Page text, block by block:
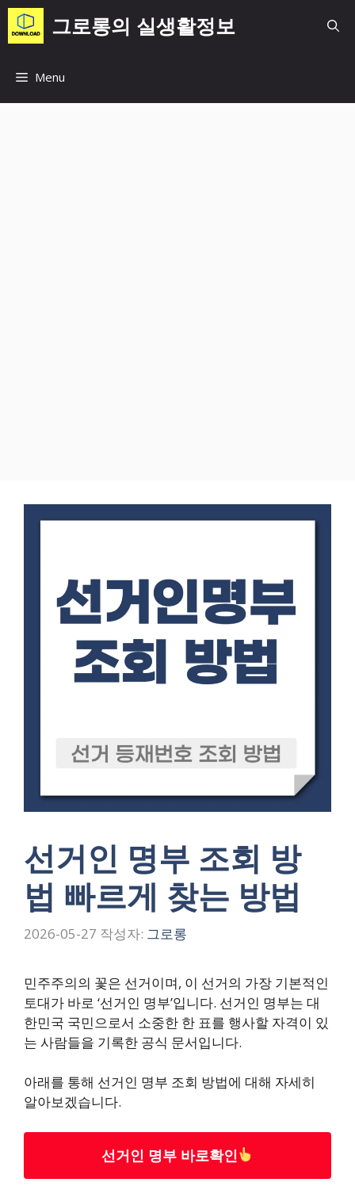
컨
텐
츠
너
그로롱의 실생활정보
Menu
선거인 명부 조회 방
법 빠르게 찾는 방법
2026-05-27 작성자: 그로롱
민주주의의 꽃은 선거이며, 이 선거의 가장 기본적인
토대가 바로 ‘선거인 명부’입니다. 선거인 명부는 대
한민국 국민으로서 소중한 한 표를 행사할 자격이 있
는 사람들을 기록한 공식 문서입니다.
아래를 통해 선거인 명부 조회 방법에 대해 자세히
알아보겠습니다.
선거인 명부 바로확인